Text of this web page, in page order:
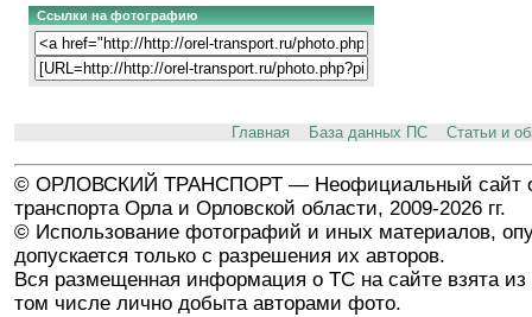
Ссылки на фотографию
Главная База данных ПС Статьи и
© ОРЛОВСКИЙ ТРАНСПОРТ — Неофициальный сайт
транспорта Орла и Орловской области, 2009-2026 гг.
© Использование фотографий и иных материалов,
допускается только с разрешения их авторов.
Вся размещенная информация о ТС на сайте взята из
том числе лично добыта авторами фото.